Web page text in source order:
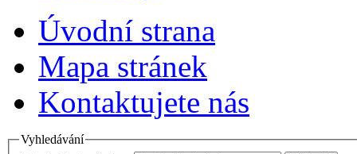
Úvodní strana
Mapa stránek
Kontaktujete nás
Vyhledávání